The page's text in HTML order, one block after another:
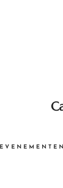
EVENEMENTEN